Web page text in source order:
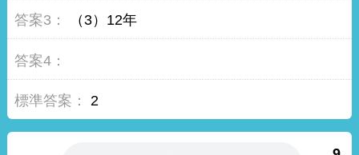
（3）12年
2